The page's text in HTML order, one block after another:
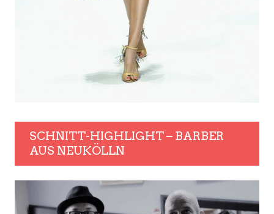
SCHNITT-HIGHLIGHT – BARBER
AUS NEUKÖLLN